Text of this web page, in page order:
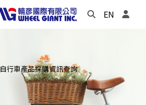
EN
自行車產品採購資訊查詢